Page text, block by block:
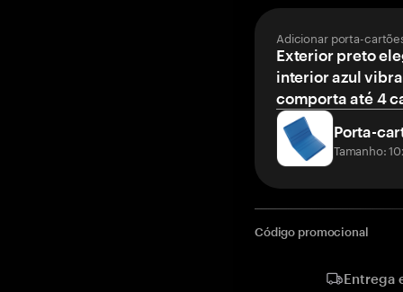
Adicionar porta-
Exterior preto
interior azul
comporta até 4
Porta-
Tamanho:
Código promocional
Entrega